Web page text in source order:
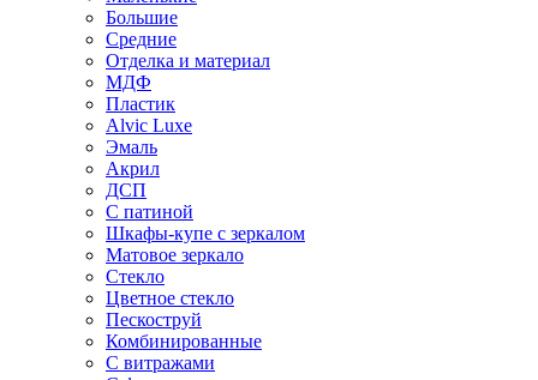
Большие
Средние
Отделка и материал
МДФ
Пластик
Alvic Luxe
Эмаль
Акрил
ДСП
С патиной
Шкафы-купе с зеркалом
Матовое зеркало
Стекло
Цветное стекло
Пескоструй
Комбинированные
С витражами